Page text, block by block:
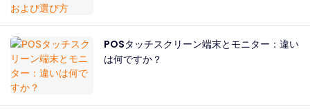
POSタッチスクリーン端末とモニター：違い
は何ですか？